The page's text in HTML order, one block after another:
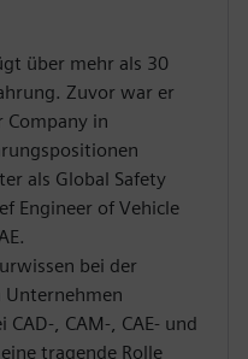
über mehr als 30
Zuvor war er
Company in
als Global Safety
Engineer of Vehicle
bei der
, CAM-, CAE- und
tragende Rolle